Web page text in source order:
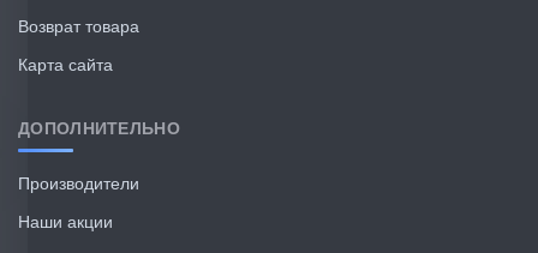
Возврат товара
Карта сайта
ДОПОЛНИТЕЛЬНО
Производители
Наши акции